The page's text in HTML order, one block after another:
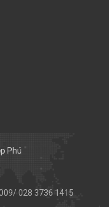
Phú
028 3736 1415